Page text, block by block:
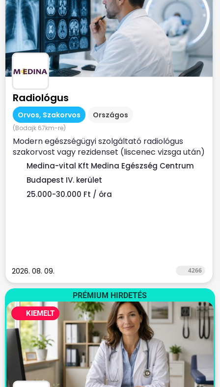
Radiológus
Orvos, Szakorvos Országos
(Bodajk 67km-re)
Modern egészségügyi szolgáltató radiológus
szakorvost vagy rezidenset (liscenec vizsga után)
keres Rendelési...
Medina-vital Kft Medina Egészség Centrum
Budapest IV. kerület
25.000-30.000 Ft / óra
2026. 08. 09. 4266
PRÉMIUM HIRDETÉS
KIEMELT